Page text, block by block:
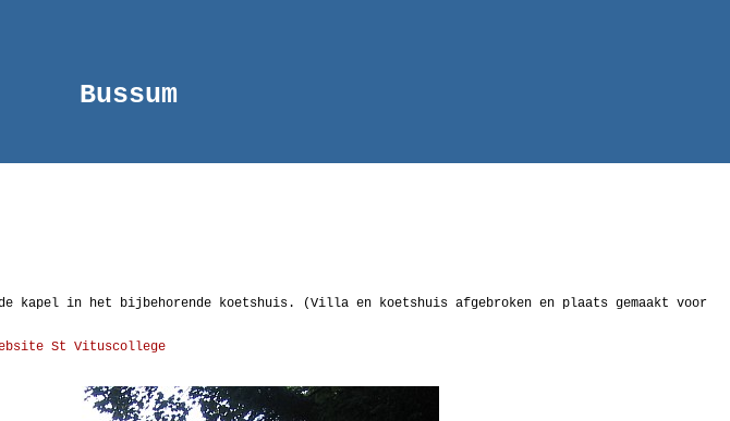
Bussum
in het bijbehorende koetshuis. (Villa en koetshuis afgebroken en plaats gemaakt voor
St Vituscollege